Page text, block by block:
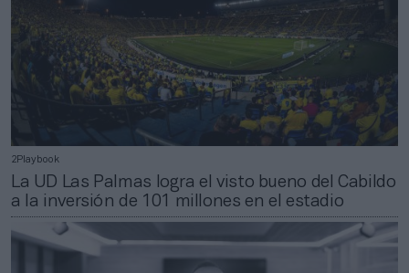
2Playbook
La UD Las Palmas logra el visto bueno del Cabildo
a la inversión de 101 millones en el estadio